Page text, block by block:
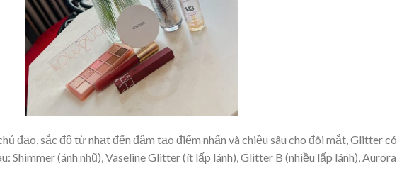
đạo, sắc độ từ nhạt đến đậm tạo điểm nhấn và chiều sâu cho đôi mắt, Glitter có
Shimmer (ánh nhũ), Vaseline Glitter (ít lấp lánh), Glitter B (nhiều lấp lánh), Aurora